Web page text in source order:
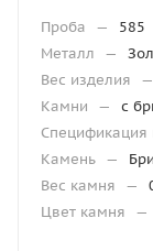
Проба —
585
Металл
—
Вес изделия
—
Камни
—
с
Спецификация
Камень —
Вес камня
—
Цвет камня
—